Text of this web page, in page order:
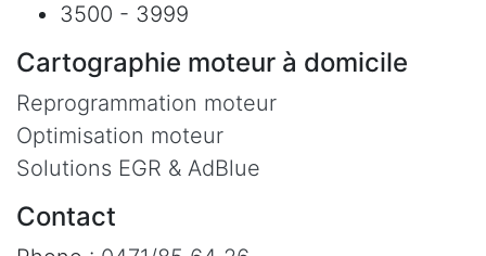
3500 - 3999
Cartographie moteur à domicile
Reprogrammation moteur
Optimisation moteur
Solutions EGR & AdBlue
Contact